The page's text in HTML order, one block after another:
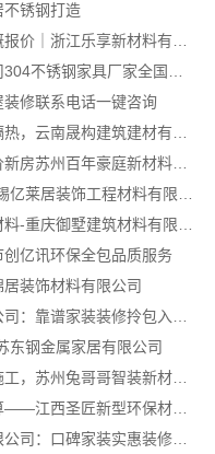
不锈钢打造
修联系电话一键咨询
苏州本地全包家装施工报价新房苏州百年豪庭新材料有限公司透明报价
亿讯环保全包品质服务
装饰材料有限公司
东钢金属家居有限公司
昆山全案设计大平层快速施工，苏州兔哥哥智装新材料有限公司高效交付
本地好用室内装修费用预算——江西圣匠新型环保材料有限公司
嘉兴绿色之家建材科技有限公司：口碑家装实惠装修服务